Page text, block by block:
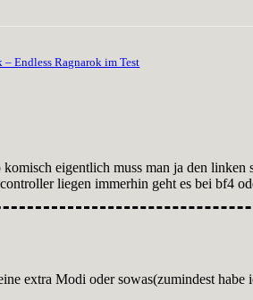
Endless Ragnarok im Test
eigentlich muss man ja den
liegen immerhin geht es bei bf4
extra Modi oder sowas(zumindest habe